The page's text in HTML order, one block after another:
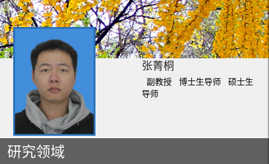
张菁桐
副教授 博士生导师 硕士生
导师
研究领域